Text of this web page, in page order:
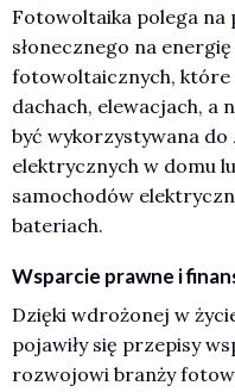
Fotowoltaika polega
słonecznego na
fotowoltaicznych, które
dachach, elewacjach, a
być wykorzystywana do
elektrycznych w domu
samochodów
bateriach.
Wsparcie prawne i
Dzięki wdrożonej w
pojawiły się przepisy
rozwojowi branży